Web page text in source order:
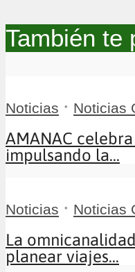
También te
Noticias • Noticias
AMANAC
impulsando la...
Noticias • Noticias
La
planear viajes...